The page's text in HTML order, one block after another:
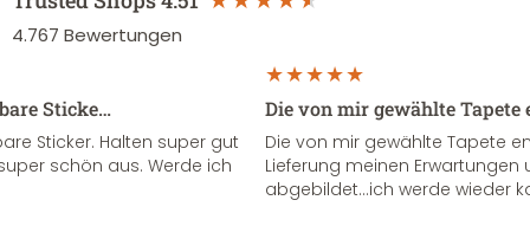
4.767 Bewertungen
Sticke…
Sticker. Halten super gut
schön aus. Werde ich
Die von mir gewählte
Die von mir gewählte Tapete
Lieferung meinen Erwartungen
abgebildet...ich werde wieder